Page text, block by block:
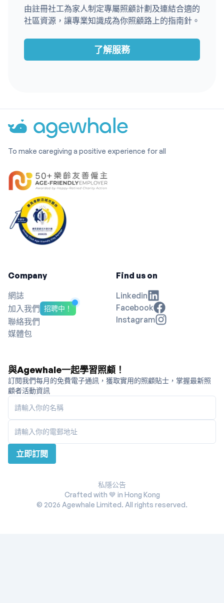
由註冊社工為家人制定專屬照顧計劃及連結合適的
社區資源，讓專業知識成為你照顧路上的指南針。
了解服務
To make caregiving a positive experience for all
Company
網誌
加入我們 招聘中！
聯絡我們
媒體包
Find us on
Linkedin
Facebook
Instagram
與Agewhale一起學習照顧！
訂閱我們每月的免費電子通訊，獲取實用的照顧貼士，掌握最新照
顧者活動資訊
請輸入你的名稱
請輸入你的電郵地址
立即訂閱
私隱公告
Crafted with 💙 in Hong Kong
© 2026 Agewhale Limited. All rights reserved.